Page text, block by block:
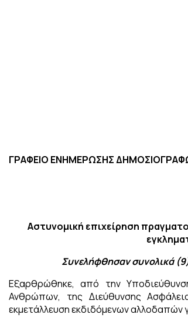
ΓΡΑΦΕΙΟ ΕΝΗΜΕΡΩΣΗΣ
Αστυνομική επιχείρηση
Συνελήφθησαν συνολικά
Εξαρθρώθηκε, από την
Ανθρώπων, της Διεύθυνσης
εκμετάλλευση εκδιδόμενων αλλοδαπών